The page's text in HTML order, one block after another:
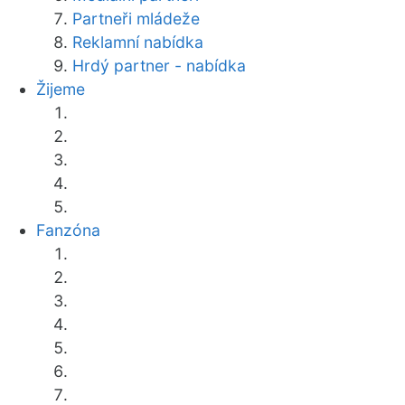
Partneři mládeže
Reklamní nabídka
Hrdý partner - nabídka
Žijeme
Fanzóna